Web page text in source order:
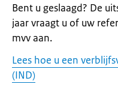
Bent u geslaagd? De
jaar vraagt u of uw
mvv aan.
Lees hoe u een
(IND)